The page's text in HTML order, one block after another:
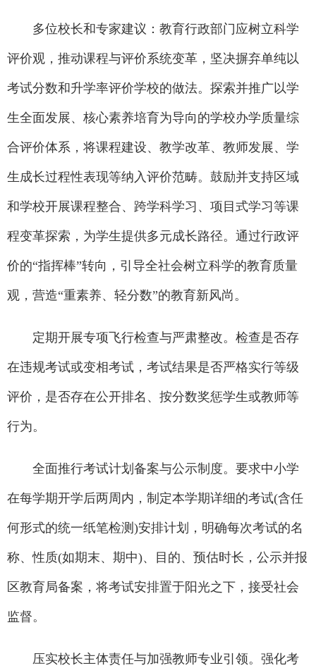
多位校长和专家建议：教育行政部门应树立科学
评价观，推动课程与评价系统变革，坚决摒弃单纯以
考试分数和升学率评价学校的做法。探索并推广以学
生全面发展、核心素养培育为导向的学校办学质量综
合评价体系，将课程建设、教学改革、教师发展、学
生成长过程性表现等纳入评价范畴。鼓励并支持区域
和学校开展课程整合、跨学科学习、项目式学习等课
程变革探索，为学生提供多元成长路径。通过行政评
价的“指挥棒”转向，引导全社会树立科学的教育质量
观，营造“重素养、轻分数”的教育新风尚。
定期开展专项飞行检查与严肃整改。检查是否存
在违规考试或变相考试，考试结果是否严格实行等级
评价，是否存在公开排名、按分数奖惩学生或教师等
行为。
全面推行考试计划备案与公示制度。要求中小学
在每学期开学后两周内，制定本学期详细的考试(含任
何形式的统一纸笔检测)安排计划，明确每次考试的名
称、性质(如期末、期中)、目的、预估时长，公示并报
区教育局备案，将考试安排置于阳光之下，接受社会
监督。
压实校长主体责任与加强教师专业引领。强化考